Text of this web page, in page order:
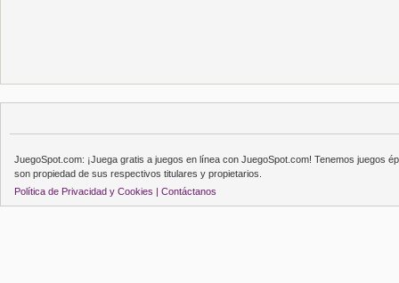
JuegoSpot.com: ¡Juega gratis a juegos en línea con JuegoSpot.com! Tenemos juegos
son propiedad de sus respectivos titulares y propietarios.
Política de Privacidad y Cookies | Contáctanos